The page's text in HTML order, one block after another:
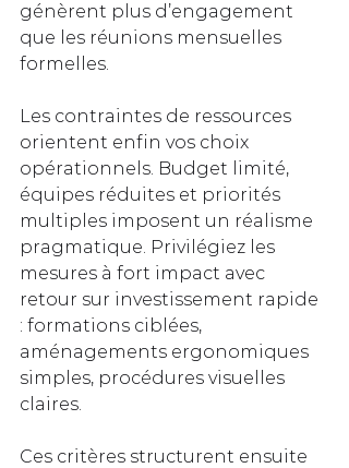
génèrent plus d’engagement
que les réunions mensuelles
formelles.
Les contraintes de ressources
orientent enfin vos choix
opérationnels. Budget limité,
équipes réduites et priorités
multiples imposent un réalisme
pragmatique. Privilégiez les
mesures à fort impact avec
retour sur investissement rapide
: formations ciblées,
aménagements ergonomiques
simples, procédures visuelles
claires.
Ces critères structurent ensuite